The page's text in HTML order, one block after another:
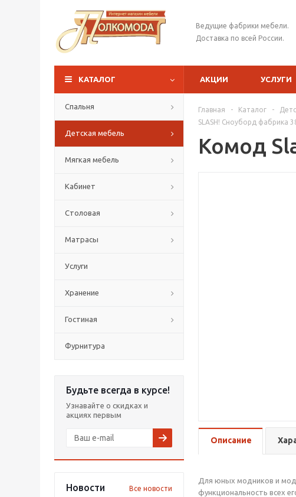
Ведущие фабрики мебели.
Доставка по всей России.
КАТАЛОГ АКЦИИ УСЛУГИ
Спальня
Детская мебель
Мягкая мебель
Кабинет
Столовая
Матрасы
Услуги
Хранение
Гостиная
Фурнитура
Будьте всегда в курсе!
Узнавайте о скидках и
акциях первым
Новости Все новости
Главная - Каталог -
SLASH! Сноуборд фабрика
Комод
Описание
Для юных модников и
функциональность всех